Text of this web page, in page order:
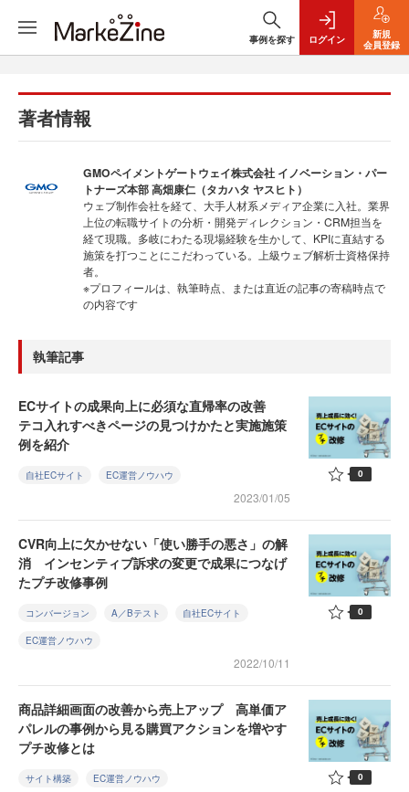
事例を探す ログイン
新規
会員登録
著者情報
GMOペイメントゲートウェイ株式会社 イノベーション・パー
トナーズ本部 高畑康仁（タカハタ ヤスヒト）
ウェブ制作会社を経て、大手人材系メディア企業に入社。業界
上位の転職サイトの分析・開発ディレクション・CRM担当を
経て現職。多岐にわたる現場経験を生かして、KPIに直結する
施策を打つことにこだわっている。上級ウェブ解析士資格保持
者。
※プロフィールは、執筆時点、または直近の記事の寄稿時点で
の内容です
執筆記事
ECサイトの成果向上に必須な直帰率の改善
テコ入れすべきページの見つけかたと実施施策
例を紹介
自社ECサイト EC運営ノウハウ
2023/01/05
0
CVR向上に欠かせない「使い勝手の悪さ」の解
消 インセンティブ訴求の変更で成果につなげ
たプチ改修事例
コンバージョン A／Bテスト 自社ECサイト
EC運営ノウハウ
2022/10/11
0
商品詳細画面の改善から売上アップ 高単価ア
パレルの事例から見る購買アクションを増やす
プチ改修とは
サイト構築 EC運営ノウハウ 0